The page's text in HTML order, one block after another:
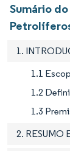
Sumário
1.
1.1
1.2
1.3
2. RESUMO